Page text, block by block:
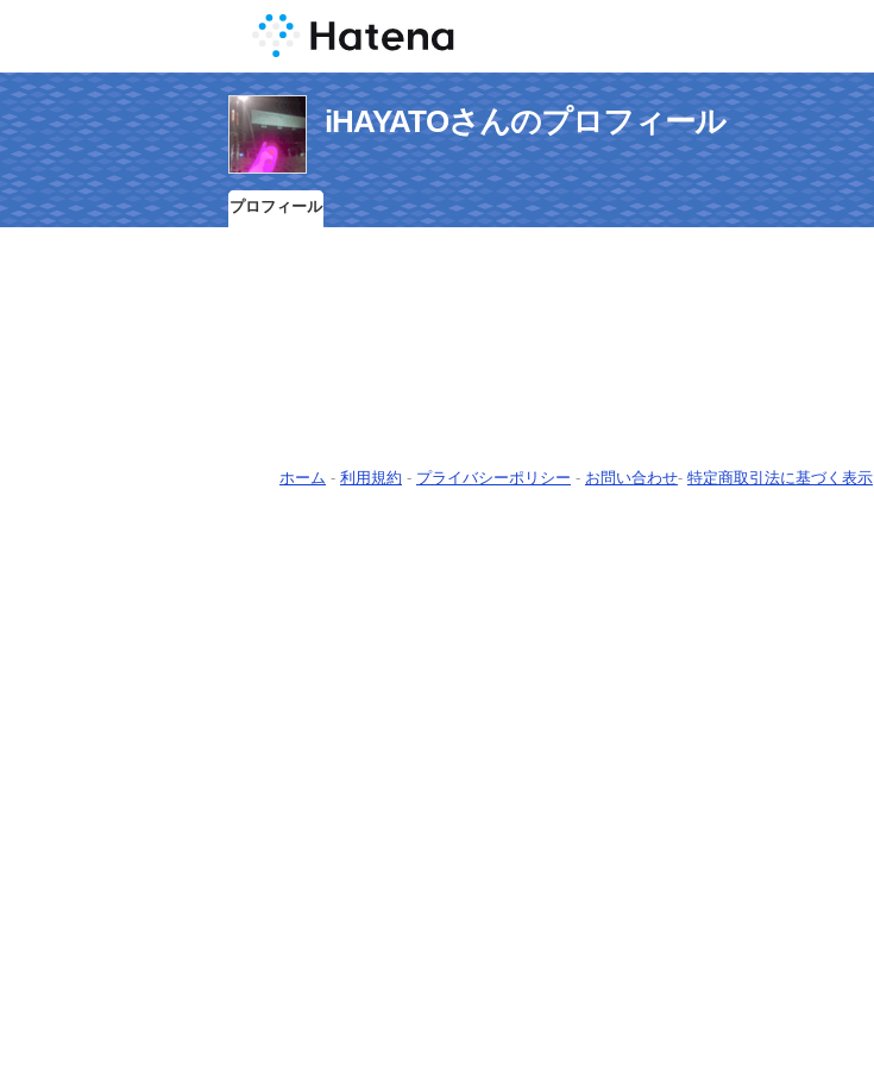
iHAYATOさんのプロフィール
プロフィール
ホーム - 利用規約 - プライバシーポリシー - お問い合わせ- 特定商取引法に基づく表示